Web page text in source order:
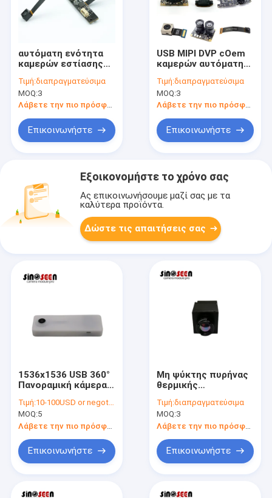
αυτόματη ενότητα
καμερών εστίασης
8mp Sony imx179
καμερών cOem
Τιμή:διαπραγματεύσιμα
MOQ:3
Λάβετε την πιο πρόσφατη τιμή
Επικοινωνήστε
USB MIPI DVP cOem
καμερών αυτόματη
οράματος ενοτήτων
εξατομικεύσιμη
Τιμή:διαπραγματεύσιμα
MOQ:3
Λάβετε την πιο πρόσφατη τιμή
Επικοινωνήστε
Εξοικονομήστε το χρόνο σας
Ας επικοινωνήσουμε μαζί σας με τα
καλύτερα προϊόντα.
Δώστε τις απαιτήσεις σας
1536x1536 USB 360°
Πανοραμική κάμερα
Τιμή:10-100USD or negotiable
MOQ:5
Λάβετε την πιο πρόσφατη τιμή
Επικοινωνήστε
Μη ψύκτης πυρήνας
θερμικής
VOx ανιχνευτής για
βιομηχανική χρήση
Τιμή:διαπραγματεύσιμα
MOQ:3
Επικοινωνήστε